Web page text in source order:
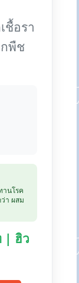
ชื้อรา
พืช
นโรค
า ผสม
| ฮิว